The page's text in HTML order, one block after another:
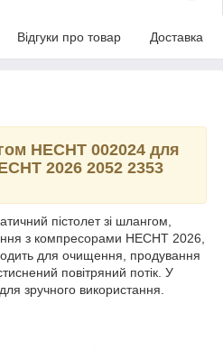
Відгуки про товар Доставка
HECHT 002024 для
2026 2052 2353
пістолет зі шлангом,
з компресорами HECHT 2026,
для очищення, продування
повітряний потік. У
зручного використання.